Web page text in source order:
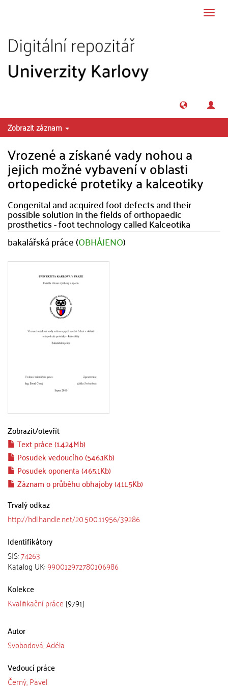
Zobrazit záznam
Vrozené a získané vady nohou a
jejich možné vybavení v oblasti
ortopedické protetiky a kalceotiky
Congenital and acquired foot defects and their
possible solution in the fields of orthopaedic
prosthetics - foot technology called Kalceotika
bakalářská práce (OBHÁJENO)
Zobrazit/otevřít
Text práce (1.424Mb)
Posudek vedoucího (546.1Kb)
Posudek oponenta (465.1Kb)
Záznam o průběhu obhajoby (411.5Kb)
Trvalý odkaz
http://hdl.handle.net/20.500.11956/39286
Identifikátory
SIS:74263
Katalog UK:990012972780106986
Kolekce
Kvalifikační práce [9791]
Autor
Svobodová, Adéla
Vedoucí práce
Černý, Pavel